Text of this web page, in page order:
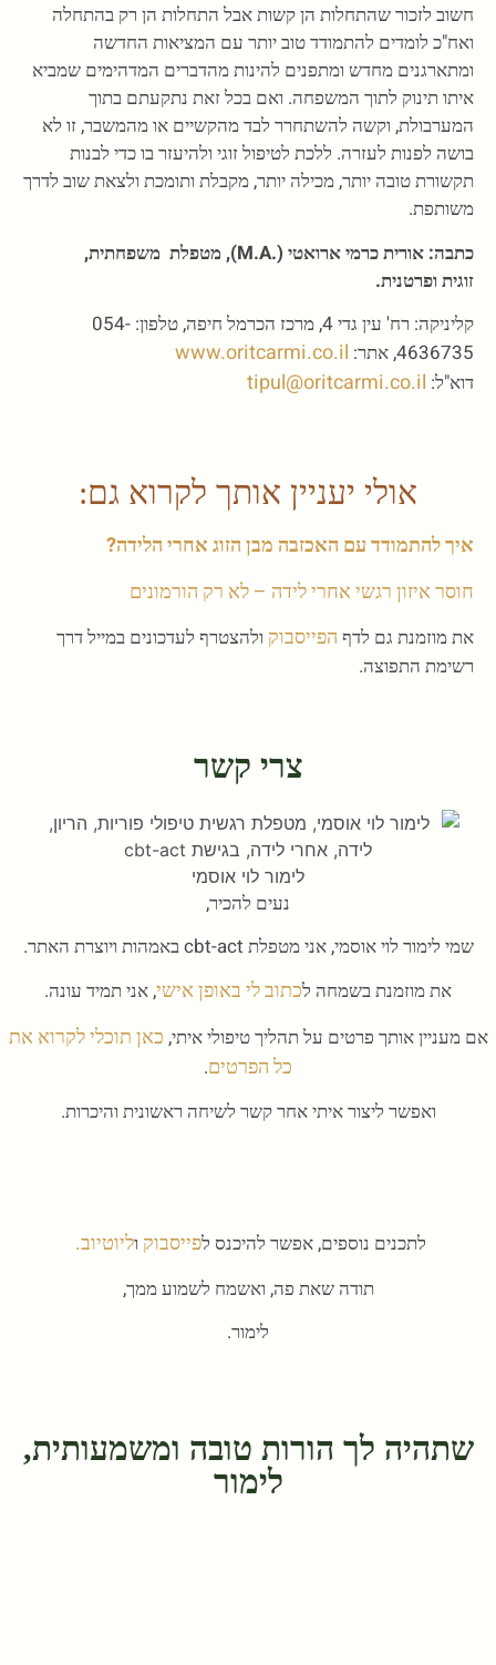
חשוב לזכור שהתחלות הן קשות אבל התחלות הן רק בהתחלה
ואח"כ לומדים להתמודד טוב יותר עם המציאות החדשה
ומתארגנים מחדש ומתפנים להינות מהדברים המדהימים שמביא
איתו תינוק לתוך המשפחה. ואם בכל זאת נתקעתם בתוך
המערבולת, וקשה להשתחרר לבד מהקשיים או מהמשבר, זו לא
בושה לפנות לעזרה. ללכת לטיפול זוגי ולהיעזר בו כדי לבנות
תקשורת טובה יותר, מכילה יותר, מקבלת ותומכת ולצאת שוב לדרך
משותפת.
כתבה: אורית כרמי ארואטי (.M.A), מטפלת משפחתית,
זוגית ופרטנית.
קליניקה: רח' עין גדי 4, מרכז הכרמל חיפה, טלפון: 054-
4636735, אתר:
www.oritcarmi.co.il
דוא"ל: tipul@oritcarmi.co.il
אולי יעניין אותך לקרוא גם:
איך להתמודד עם האכזבה מבן הזוג אחרי הלידה?
חוסר איזון רגשי אחרי לידה – לא רק הורמונים
אתמוזמנת גם לדף הפייסבוק ולהצטרף לעדכונים במייל דרך
רשימת התפוצה.
צרי קשר
לימור לוי אוסמי
נעים להכיר,
שמי לימור לוי אוסמי, אני מטפלת cbt-act באמהות ויוצרת האתר.
את מוזמנת בשמחה לכתוב לי באופן אישי, אני תמיד עונה.
אם מעניין אותך פרטים על תהליך טיפולי איתי, כאן תוכלי לקרוא את
כל הפרטים.
ואפשר ליצור איתי אחר קשר לשיחה ראשונית והיכרות.
לתכנים נוספים, אפשר להיכנס לפייסבוק וליוטיוב.
תודה שאת פה, ואשמח לשמוע ממך,
לימור.
שתהיה לך הורות טובה ומשמעותית,
לימור